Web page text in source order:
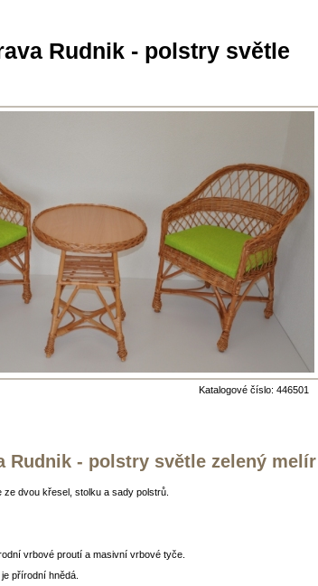
Rudnik - polstry světle
Katalogové číslo: 446501
Rudnik - polstry světle zelený melír
dvou křesel, stolku a sady polstrů.
vrbové proutí a masivní vrbové tyče.
přírodní hnědá.